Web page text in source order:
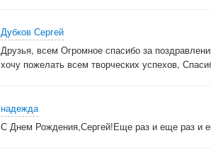
Дубков Сергей
Друзья, всем Огромное спасибо за
хочу пожелать всем творческих успехов,
надежда
С Днем Рождения,Сергей!Еще раз и еще раз и